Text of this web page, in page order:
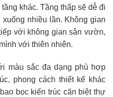
khác. Tầng thấp sẽ dễ đi
nhiều lần. Không gian
với không gian sân vườn,
với thiên nhiên.
màu sắc đa dạng phù hợp
phong cách thiết kế khác
bọc kiến trúc căn biệt thự